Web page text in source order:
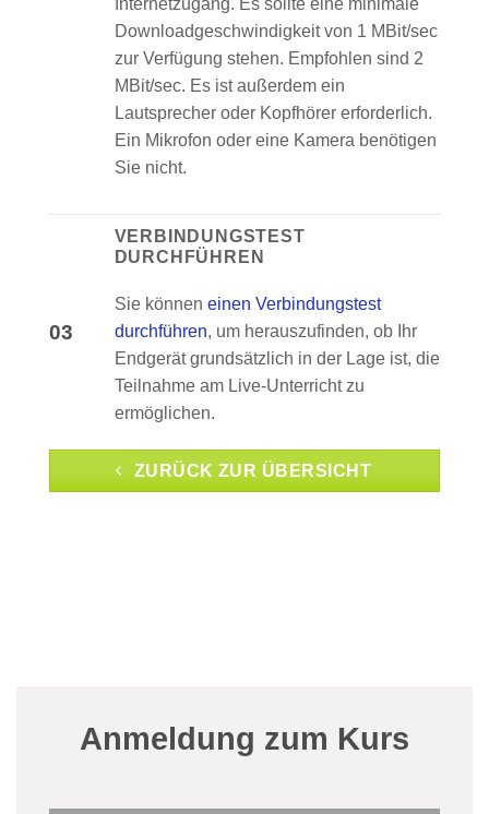
Downloadgeschwindigkeit von 1 MBit/sec
zur Verfügung stehen. Empfohlen sind 2
MBit/sec. Es ist außerdem ein
Lautsprecher oder Kopfhörer erforderlich.
Ein Mikrofon oder eine Kamera benötigen
Sie nicht.
03
VERBINDUNGSTEST
DURCHFÜHREN
Sie können einen Verbindungstest
durchführen, um herauszufinden, ob Ihr
Endgerät grundsätzlich in der Lage ist, die
Teilnahme am Live-Unterricht zu
ermöglichen.
ZURÜCK ZUR ÜBERSICHT
Anmeldung zum Kurs